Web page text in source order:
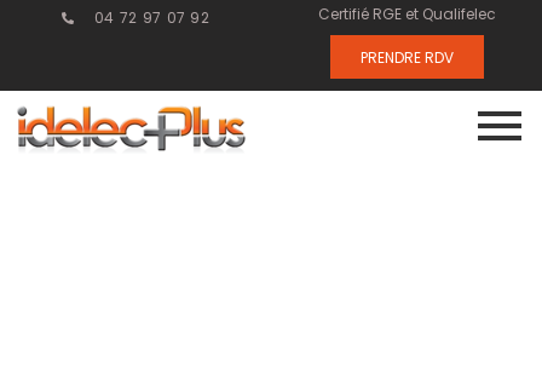
04 72 97 07 92 Certifié RGE et Qualifelec
PRENDRE RDV